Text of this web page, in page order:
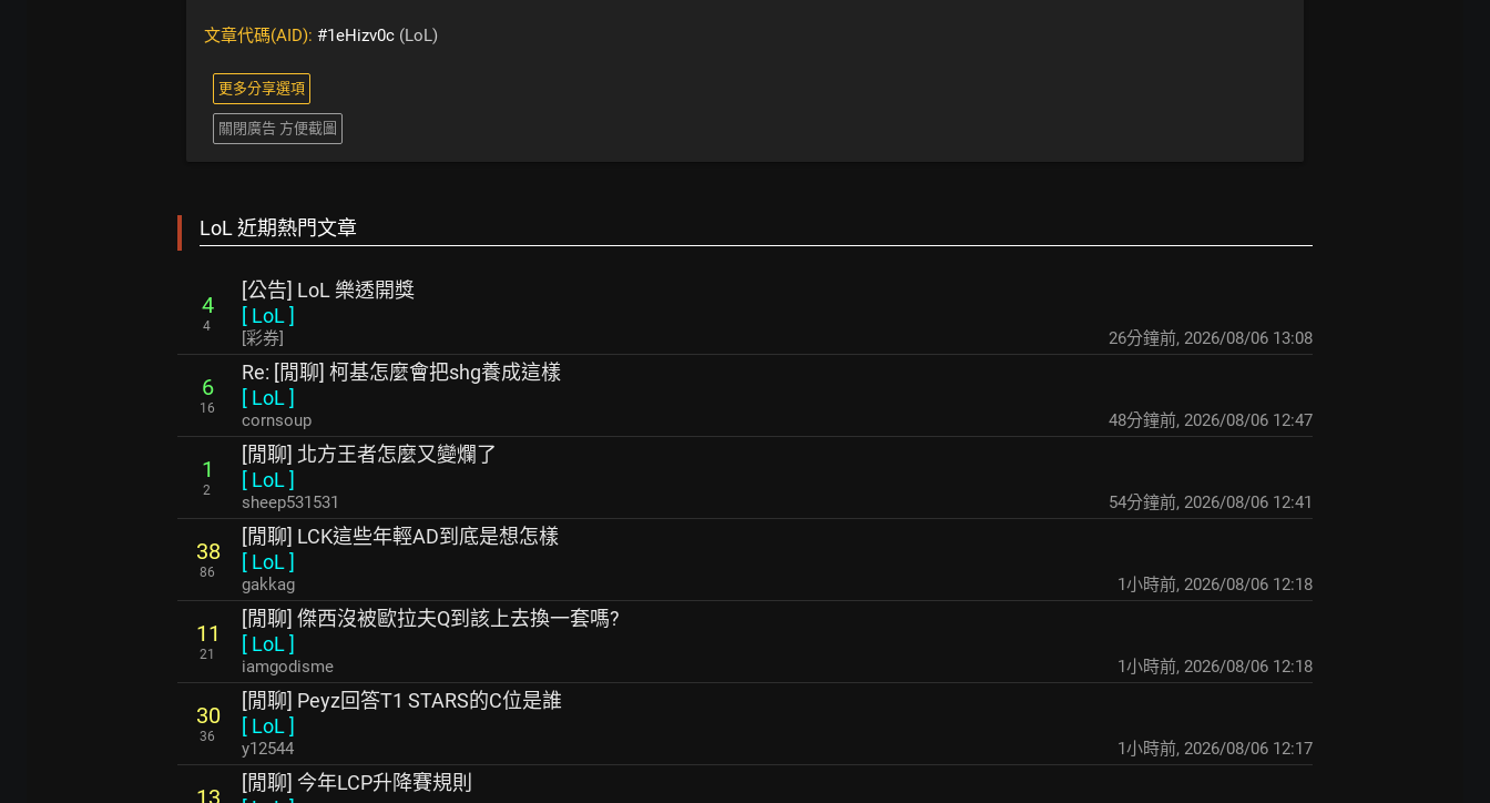
文章代碼(AID): #1eHizv0c (LoL)
更多分享選項
關閉廣告 方便截圖
LoL 近期熱門文章
4
4
[公告] LoL 樂透開獎
[ LoL ]
[彩券] 26分鐘前, 2026/08/06 13:08
6
16
Re: [閒聊] 柯基怎麼會把shg養成這樣
[ LoL ]
cornsoup 48分鐘前, 2026/08/06 12:47
1
2
[閒聊] 北方王者怎麼又變爛了
[ LoL ]
sheep531531 54分鐘前, 2026/08/06 12:41
38
86
[閒聊] LCK這些年輕AD到底是想怎樣
[ LoL ]
gakkag 1小時前, 2026/08/06 12:18
11
21
[閒聊] 傑西沒被歐拉夫Q到該上去換一套嗎?
[ LoL ]
iamgodisme 1小時前, 2026/08/06 12:18
30
36
[閒聊] Peyz回答T1 STARS的C位是誰
[ LoL ]
y12544 1小時前, 2026/08/06 12:17
13
[閒聊] 今年LCP升降賽規則